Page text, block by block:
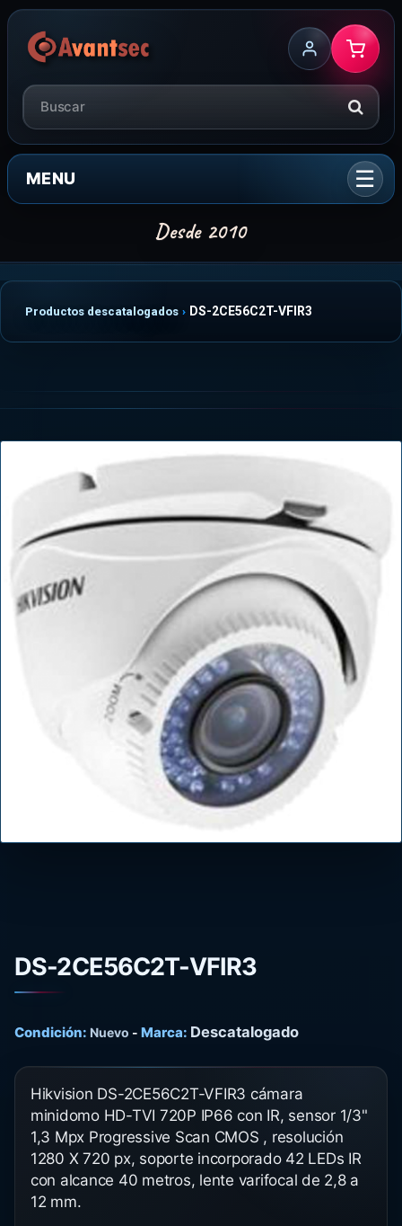
MENU
Productos descatalogados DS-2CE56C2T-VFIR3
DS-2CE56C2T-VFIR3
Condición: Nuevo - Marca: Descatalogado
Hikvision DS-2CE56C2T-VFIR3 cámara
minidomo HD-TVI 720P IP66 con IR, sensor 1/3"
1,3 Mpx Progressive Scan CMOS , resolución
1280 X 720 px, soporte incorporado 42 LEDs IR
con alcance 40 metros, lente varifocal de 2,8 a
12 mm.